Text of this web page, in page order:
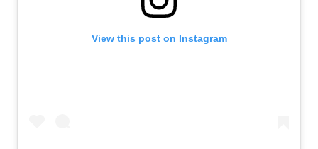
View this post on Instagram